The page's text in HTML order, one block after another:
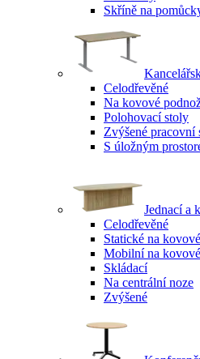
Skříně na
Celodřevěné
Na kovové
Polohovací stoly
Zvýšené pracovní
S úložným
Jednací a
Celodřevěné
Statické na
Mobilní na
Skládací
Na centrální noze
Zvýšené